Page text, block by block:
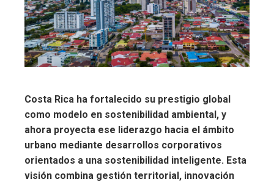
Costa Rica ha fortalecido su prestigio global
como modelo en sostenibilidad ambiental, y
ahora proyecta ese liderazgo hacia el ámbito
urbano mediante desarrollos corporativos
orientados a una sostenibilidad inteligente. Esta
visión combina gestión territorial, innovación